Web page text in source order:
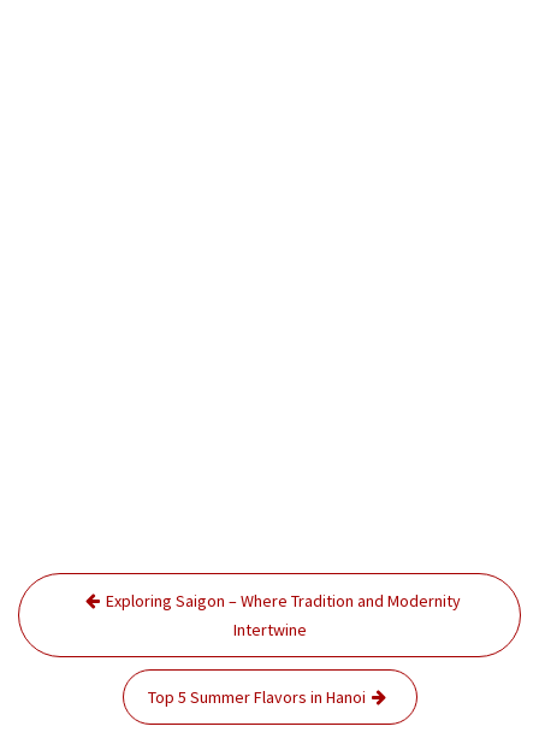
Điều
hướng
bài
Exploring Saigon – Where Tradition and Modernity
Intertwine
Top 5 Summer Flavors in Hanoi